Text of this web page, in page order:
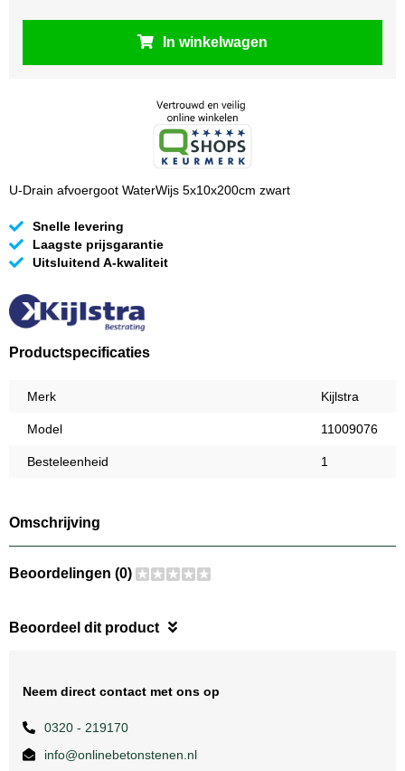
In winkelwagen
U-Drain afvoergoot WaterWijs 5x10x200cm zwart
Snelle levering
Laagste prijsgarantie
Uitsluitend A-kwaliteit
Productspecificaties
Merk Kijlstra
Model 11009076
Besteleenheid 1
Omschrijving
Beoordelingen (0)
Beoordeel dit product
Neem direct contact met ons op
0320 - 219170
info@onlinebetonstenen.nl